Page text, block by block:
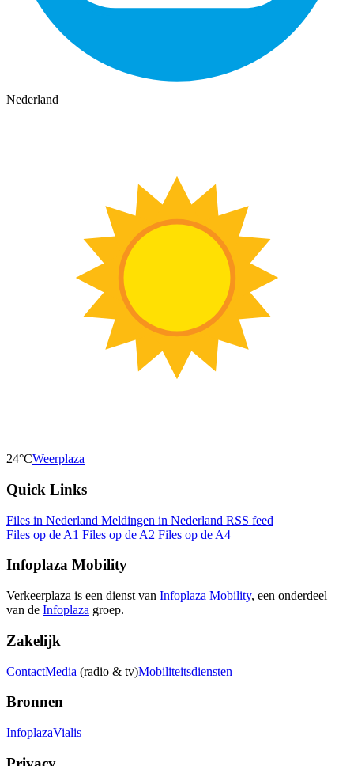
Nederland
24°CWeerplaza
Quick Links
Files in Nederland Meldingen in Nederland RSS feed
Files op de A1 Files op de A2 Files op de A4
Infoplaza Mobility
Verkeerplaza is een dienst van Infoplaza Mobility, een onderdeel
van de Infoplaza groep.
Zakelijk
ContactMedia (radio & tv)Mobiliteitsdiensten
Bronnen
InfoplazaVialis